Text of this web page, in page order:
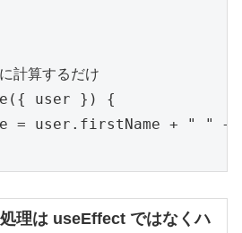
算するだけ
user }) {
= user.firstName + " " +
理は useEffect ではなくハ